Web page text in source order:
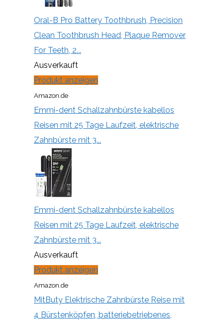
Oral-B Pro Battery Toothbrush, Precision
Clean Toothbrush Head, Plaque Remover
For Teeth, 2...
Ausverkauft
Produkt anzeigen
Amazon.de
Emmi-dent Schallzahnbürste kabellos
Reisen mit 25 Tage Laufzeit, elektrische
Zahnbürste mit 3...
Emmi-dent Schallzahnbürste kabellos
Reisen mit 25 Tage Laufzeit, elektrische
Zahnbürste mit 3...
Ausverkauft
Produkt anzeigen
Amazon.de
MitButy Elektrische Zahnbürste Reise mit
4 Bürstenköpfen, batteriebetriebenes,